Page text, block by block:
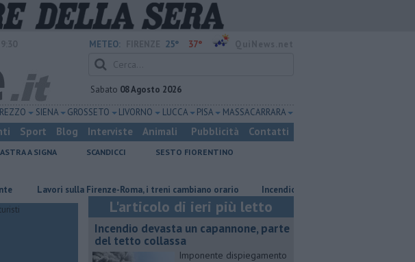
METEO: 25° 37°
Sabato 08 Agosto 2026
SIENA GROSSETO LIVORNO LUCCA PISA MASSA CARRARA
Sport Blog Interviste Animali Pubblicità Contatti
A SIGNA SCANDICCI
SESTO FIORENTINO
Lavori sulla Firenze-Roma, i treni cambiano orario Incendio devasta un capannone, parte del
L'articolo di ieri più letto
Incendio devasta un capannone, parte
del tetto collassa
Imponente dispiegamento